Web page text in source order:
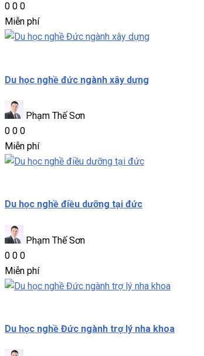
0 0 0
Miễn phí
Du học nghề đức ngành xây dựng
Phạm Thế Sơn
0 0 0
Miễn phí
Du học nghề điều dưỡng tại đức
Phạm Thế Sơn
0 0 0
Miễn phí
Du học nghề Đức ngành trợ lý nha khoa